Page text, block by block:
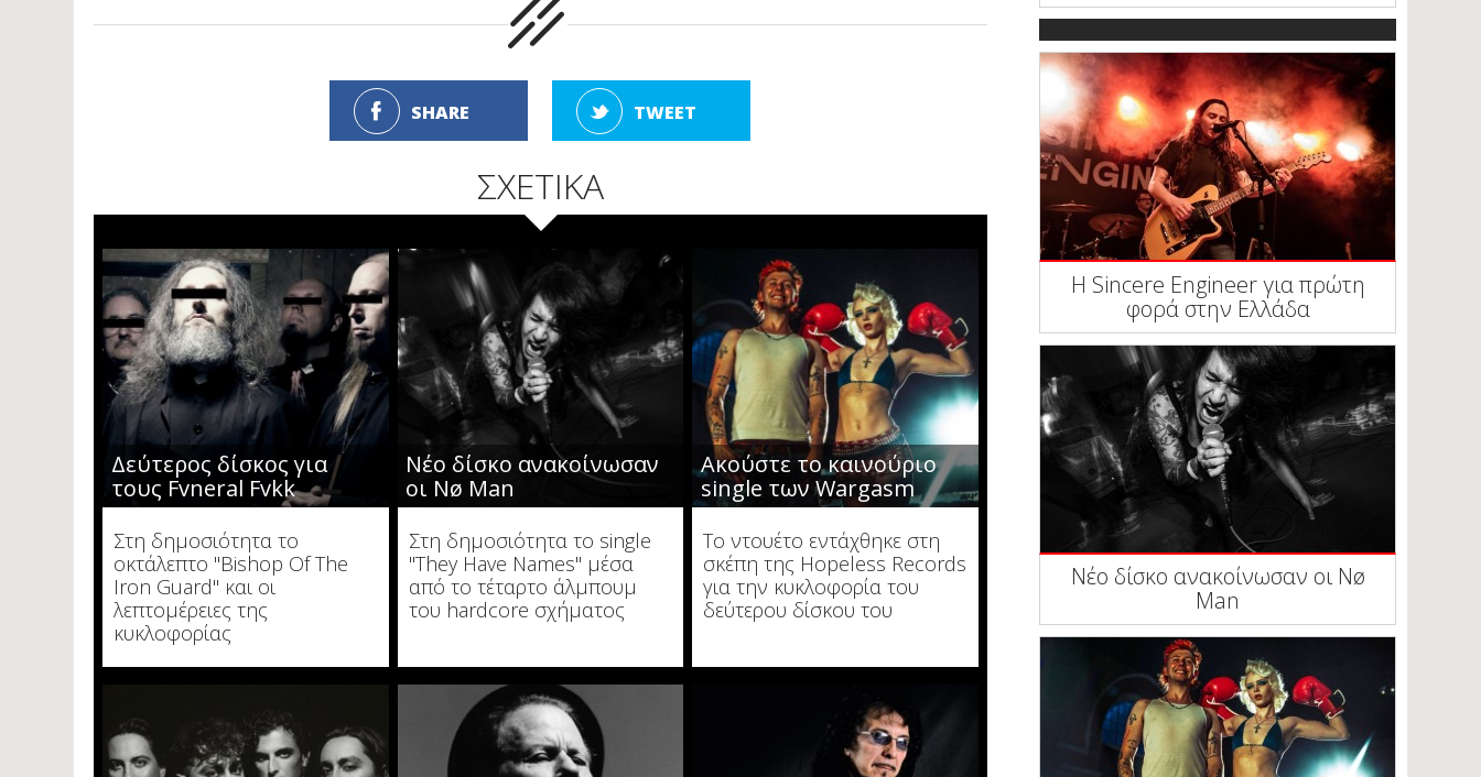
SHARE TWEET
ΣΧΕΤΙΚΑ
Δεύτερος δίσκος για
τους Fvneral Fvkk
Στη δημοσιότητα το
οκτάλεπτο "Bishop Of The
Iron Guard" και οι
λεπτομέρειες της
κυκλοφορίας
Νέο δίσκο ανακοίνωσαν
οι Nø Man
Στη δημοσιότητα το single
"They Have Names" μέσα
από το τέταρτο άλμπουμ
του hardcore σχήματος
Ακούστε το καινούριο
single των Wargasm
To ντουέτο εντάχθηκε στη
σκέπη της Hopeless Records
για την κυκλοφορία του
δεύτερου δίσκου του
Η Sincere Engineer για πρώτη
φορά στην Ελλάδα
Νέο δίσκο ανακοίνωσαν οι Nø
Man